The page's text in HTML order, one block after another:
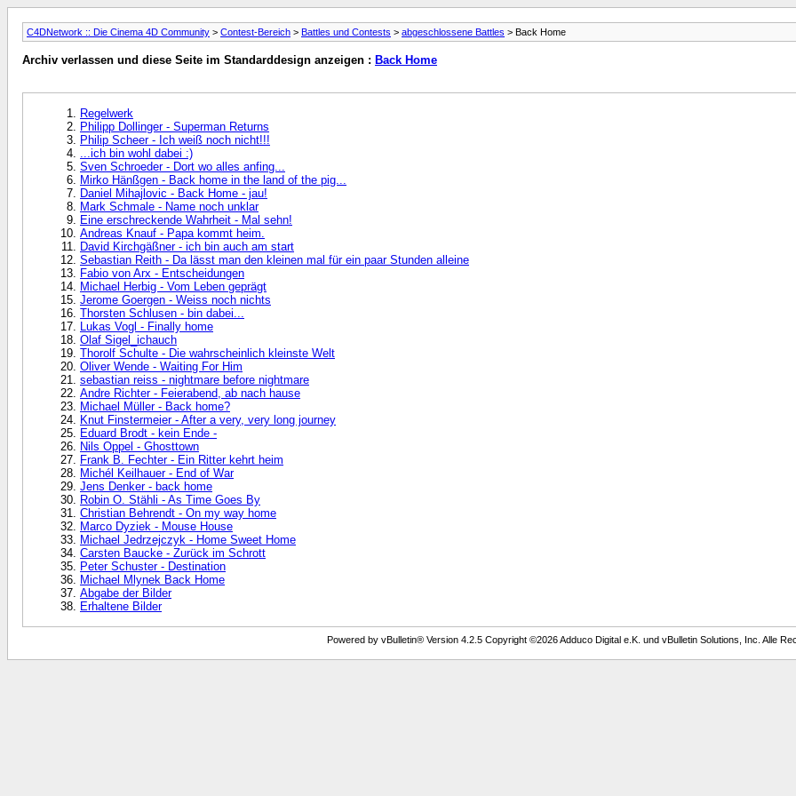
C4DNetwork :: Die Cinema 4D Community > Contest-Bereich > Battles und Contests > abgeschlossene Battles > Back Home
Archiv verlassen und diese Seite im Standarddesign anzeigen : Back Home
Regelwerk
Philipp Dollinger - Superman Returns
Philip Scheer - Ich weiß noch nicht!!!
...ich bin wohl dabei :)
Sven Schroeder - Dort wo alles anfing...
Mirko Hänßgen - Back home in the land of the pig...
Daniel Mihajlovic - Back Home - jau!
Mark Schmale - Name noch unklar
Eine erschreckende Wahrheit - Mal sehn!
Andreas Knauf - Papa kommt heim.
David Kirchgäßner - ich bin auch am start
Sebastian Reith - Da lässt man den kleinen mal für ein paar Stunden alleine
Fabio von Arx - Entscheidungen
Michael Herbig - Vom Leben geprägt
Jerome Goergen - Weiss noch nichts
Thorsten Schlusen - bin dabei...
Lukas Vogl - Finally home
Olaf Sigel_ichauch
Thorolf Schulte - Die wahrscheinlich kleinste Welt
Oliver Wende - Waiting For Him
sebastian reiss - nightmare before nightmare
Andre Richter - Feierabend, ab nach hause
Michael Müller - Back home?
Knut Finstermeier - After a very, very long journey
Eduard Brodt - kein Ende -
Nils Oppel - Ghosttown
Frank B. Fechter - Ein Ritter kehrt heim
Michél Keilhauer - End of War
Jens Denker - back home
Robin O. Stähli - As Time Goes By
Christian Behrendt - On my way home
Marco Dyziek - Mouse House
Michael Jedrzejczyk - Home Sweet Home
Carsten Baucke - Zurück im Schrott
Peter Schuster - Destination
Michael Mlynek Back Home
Abgabe der Bilder
Erhaltene Bilder
Powered by vBulletin® Version 4.2.5 Copyright ©2026 Adduco Digital e.K. und vBulletin Solutions, Inc. Alle